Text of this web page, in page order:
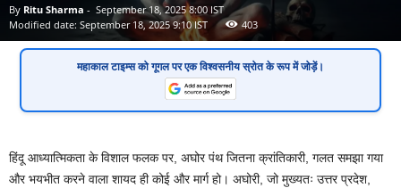
By Ritu Sharma - September 18, 2025 8:00 IST
Modified date: September 18, 2025 9:10 IST
403
महाकाल टाइम्सको गूगल पर एकविश्वसनीय स्रोतके रूप में जोड़ें।
हिंदू आध्यात्मिकता के विशाल फलक पर, अघोर पंथ जितना क्रांतिकारी, गलत समझा गया
और भयभीत करने वाला शायद ही कोई और मार्ग हो। अघोरी, जो मुख्यतः उत्तर प्रदेश,